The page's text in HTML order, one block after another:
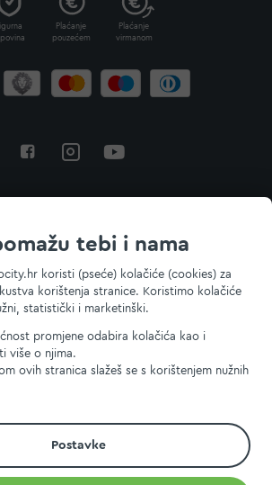
tebi i nama
koristi (pseće) kolačiće (cookies) za
korištenja stranice. Koristimo kolačiće
statistički i marketinški.
promjene odabira kolačića kao i
više o njima.
ovih stranica slažeš se s korištenjem nužnih
Postavke
Plaćanje
pouzećem
Plaćanje
virmanom
ZOOCITY. Sva prava zadržana.